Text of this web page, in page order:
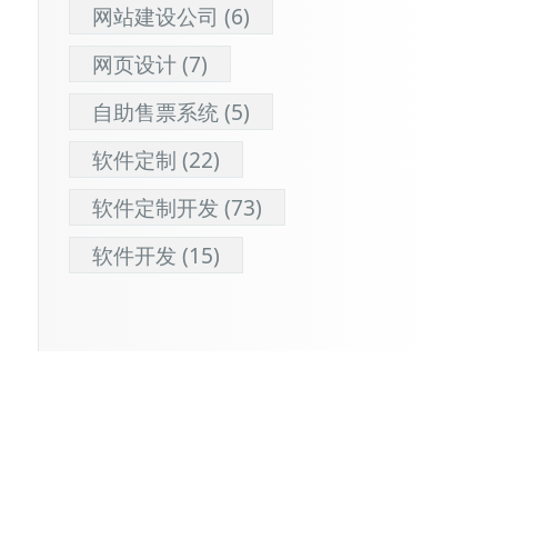
网站建设公司 (6)
网页设计(7)
自助售票系统(5)
软件定制 (22)
软件定制开发 (73)
软件开发 (15)